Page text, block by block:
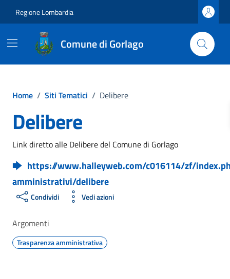
Regione Lombardia
Comune di Gorlago
Home / Siti Tematici / Delibere
Delibere
Link diretto alle Delibere del Comune di Gorlago
https://www.halleyweb.com/c016114/zf/
amministrativi/delibere
Condividi Vedi azioni
Argomenti
Trasparenza amministrativa